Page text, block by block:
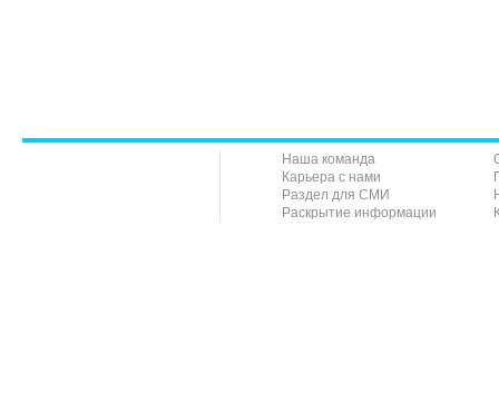
Наша команда
Карьера с нами
Раздел для СМИ
Раскрытие информации